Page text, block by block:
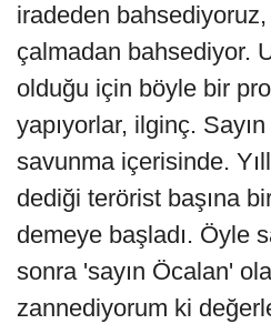
iradeden
çalmadan bahsediyor.
olduğu için böyle bir
yapıyorlar, ilginç.
savunma içerisinde.
dediği terörist başına
demeye başladı. Öyle
sonra 'sayın Öcalan'
zannediyorum ki